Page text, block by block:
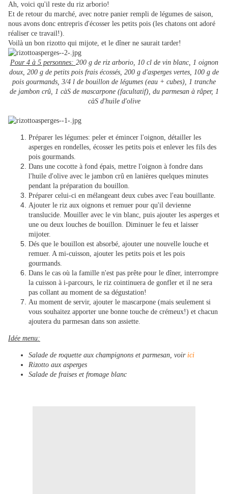
Ah, voici qu'il reste du riz arborio!
Et de retour du marché, avec notre panier rempli de légumes de saison,
nous avons donc entrepris d'écosser les petits pois (les chatons ont adoré
réaliser ce travail!).
Voilà un bon rizotto qui mijote, et le dîner ne saurait tarder!
Pour 4 à 5 personnes: 200 g de riz arborio, 10 cl de vin blanc, 1 oignon
doux, 200 g de petits pois frais écossés, 200 g d'asperges vertes, 100 g de
pois gourmands, 3/4 l de bouillon de légumes (eau + cubes), 1 tranche
de jambon crû, 1 càS de mascarpone (facultatif), du parmesan à râper, 1
càS d'huile d'olive
Préparer les légumes: peler et émincer l'oignon, détailler les
asperges en rondelles, écosser les petits pois et enlever les fils des
pois gourmands.
Dans une cocotte à fond épais, mettre l'oignon à fondre dans
l'huile d'olive avec le jambon crû en lanières quelques minutes
pendant la préparation du bouillon.
Préparer celui-ci en mélangeant deux cubes avec l'eau bouillante.
Ajouter le riz aux oignons et remuer pour qu'il devienne
translucide. Mouiller avec le vin blanc, puis ajouter les asperges et
une ou deux louches de bouillon. Diminuer le feu et laisser
mijoter.
Dés que le bouillon est absorbé, ajouter une nouvelle louche et
remuer. A mi-cuisson, ajouter les petits pois et les pois
gourmands.
Dans le cas où la famille n'est pas prête pour le dîner, interrompre
la cuisson à i-parcours, le riz cointinuera de gonfler et il ne sera
pas collant au moment de sa dégustation!
Au moment de servir, ajouter le mascarpone (mais seulement si
vous souhaitez apporter une bonne touche de crémeux!) et chacun
ajoutera du parmesan dans son assiette.
Idée menu:
Salade de roquette aux champignons et parmesan, voir ici
Rizotto aux asperges
Salade de fraises et fromage blanc